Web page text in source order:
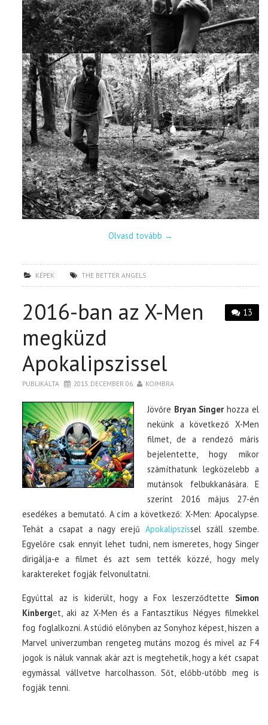
Olvasd tovább →
KÉPEK THE BETTER ANGELS
13
2016-ban az X-Men
megküzd
Apokalipszissel
PUBLIKÁLTA 2013. DECEMBER 06. KOIMBRA
Jövőre Bryan Singerhozza el
nekünk a következő X-Men
filmet, de a rendező máris
bejelentette, hogy mikor
számíthatunk legközelebb a
mutánsok felbukkanására. E
szerint 2016 május 27-én
esedékes a bemutató. A cím a következő: X-Men: Apocalypse.
Tehát a csapat a nagy erejű Apokalipszissel száll szembe.
Egyelőre csak ennyit lehet tudni, nem ismeretes, hogy Singer
dirigálja-e a filmet és azt sem tették közzé, hogy mely
karaktereket fogják felvonultatni.
Egyúttal az is kiderült, hogy a Fox leszerződtette Simon
Kinberget, aki az X-Men és a Fantasztikus Négyes filmekkel
fog foglalkozni. A stúdió előnyben az Sonyhoz képest, hiszen a
Marvel univerzumban rengeteg mutáns mozog és mivel az F4
jogok is náluk vannak akár azt is megtehetik, hogy a két csapat
egymással vállvetve harcolhasson. Sőt, előbb-utóbb meg is
fogják tenni.